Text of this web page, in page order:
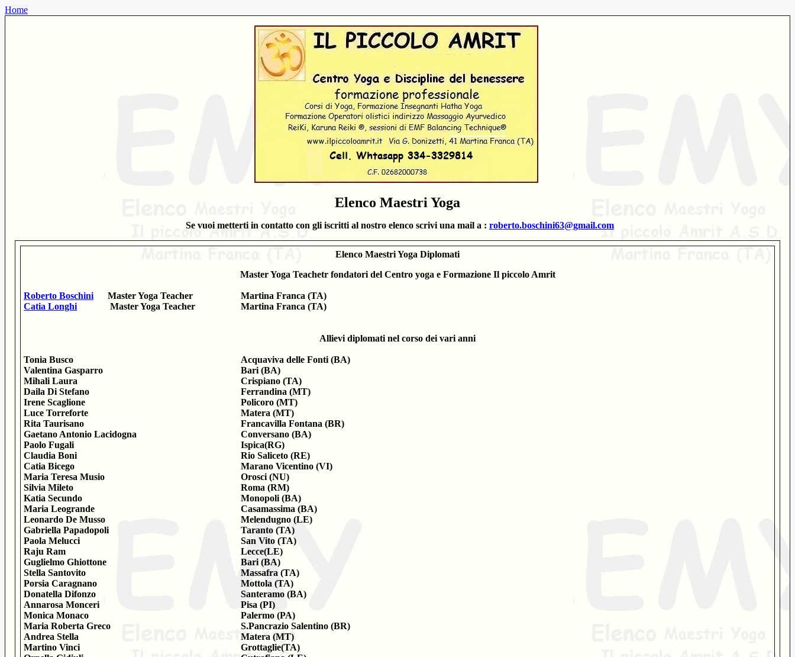
Home
Elenco Maestri Yoga
Se vuoi metterti in contatto con gli iscritti al nostro elenco scrivi una mail a : roberto.boschini63@gmail.com
Elenco Maestri Yoga Diplomati
Master Yoga Teachetr fondatori del Centro yoga e Formazione Il piccolo Amrit
Roberto Boschini Master Yoga Teacher
Martina Franca (TA)
Catia Longhi
Master Yoga Teacher Martina Franca (TA)
Allievi diplomati nel corso dei vari anni
Tonia Busco
Acquaviva delle Fonti (BA)
Valentina Gasparro
Bari (BA)
Mihali Laura
Crispiano (TA)
Daila Di Stefano
Ferrandina (MT)
Irene Scaglione
Policoro (MT)
Luce Torreforte
Matera (MT)
Rita Taurisano
Francavilla Fontana (BR)
Gaetano Antonio Lacidogna
Conversano (BA)
Paolo Fugali
Ispica(RG)
Claudia Boni
Rio Saliceto (RE)
Catia Bicego
Marano Vicentino (VI)
Maria Teresa Musio
Orosci (NU)
Silvia Mileto
Roma (RM)
Katia Secundo
Monopoli (BA)
Maria Leogrande
Casamassima (BA)
Leonardo De Musso
Melendugno (LE)
Gabriella Papadopoli
Taranto (TA)
Paola Melucci
San Vito (TA)
Raju Ram
Lecce(LE)
Guglielmo Ghiottone
Bari (BA)
Stella Santovito
Massafra (TA)
Porsia Caragnano
Mottola (TA)
Donatella Difonzo
Santeramo (BA)
Annarosa Monceri
Pisa (PI)
Monica Monaco
Palermo (PA)
Maria Roberta Greco
S.Pancrazio Salentino (BR)
Andrea Stella
Matera (MT)
Martino Vinci
Grottaglie(TA)